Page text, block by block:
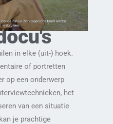
in elke (uit-) hoek.
of portretten
op een onderwerp
het
van een situatie
je prachtige